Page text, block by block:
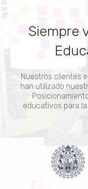
Siempre
Nuestros clientes
han utilizado
educativos para